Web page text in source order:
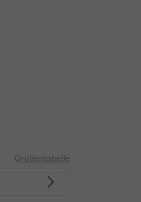
Größentabelle